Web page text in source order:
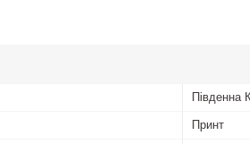
Південна
Принт